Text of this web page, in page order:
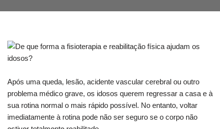
Após uma queda, lesão, acidente vascular cerebral ou outro
problema médico grave, os idosos querem regressar a casa e à
sua rotina normal o mais rápido possível. No entanto, voltar
imediatamente à rotina pode não ser seguro se o corpo não